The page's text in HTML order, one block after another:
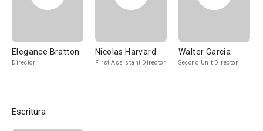
Elegance Bratton
Director
Nicolas Harvard
First Assistant Director
Walter Garcia
Second Unit Director
Escritura